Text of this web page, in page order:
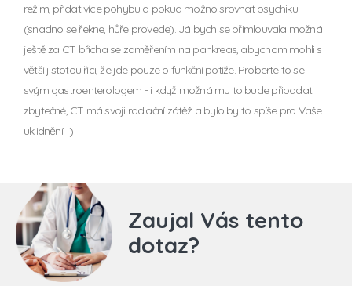
režim, přidat více pohybu a pokud možno srovnat psychiku
(snadno se řekne, hůře provede). Já bych se přimlouvala možná
ještě za CT břicha se zaměřením na pankreas, abychom mohli s
větší jistotou říci, že jde pouze o funkční potíže. Proberte to se
svým gastroenterologem - i když možná mu to bude připadat
zbytečné, CT má svoji radiační zátěž a bylo by to spíše pro Vaše
uklidnění. :)
Zaujal Vás tento
dotaz?